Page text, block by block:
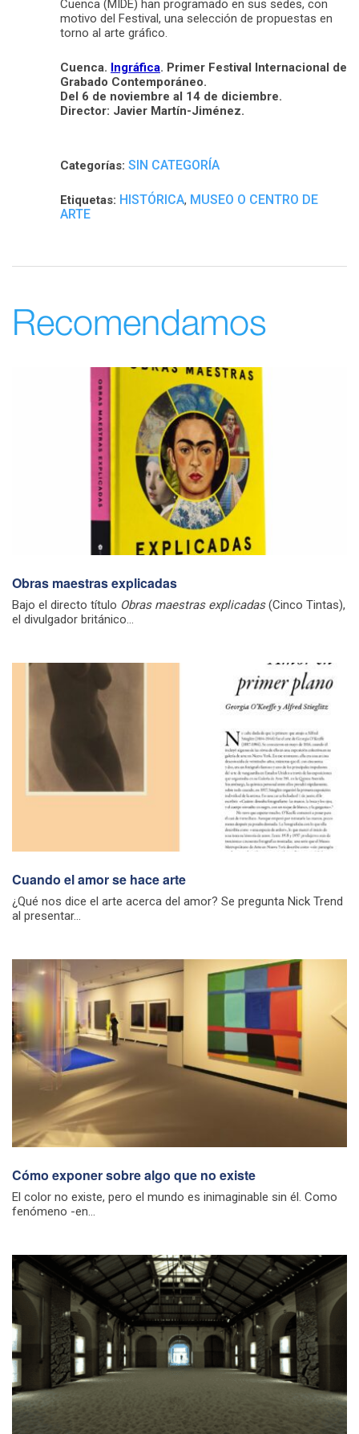
Cuenca (MIDE) han programado en sus sedes, con
motivo del Festival, una selección de propuestas en
torno al arte gráfico.
Cuenca. Ingráfica. Primer Festival Internacional de
Grabado Contemporáneo.
Del 6 de noviembre al 14 de diciembre.
Director: Javier Martín-Jiménez.
Categorías: SIN CATEGORÍA
Etiquetas: HISTÓRICA, MUSEO O CENTRO DE
ARTE
Recomendamos
Obras maestras explicadas
Bajo el directo título Obras maestras explicadas(Cinco Tintas),
el divulgador británico...
Cuando el amor se hace arte
¿Qué nos dice el arte acerca del amor? Se pregunta Nick Trend
al presentar...
Cómo exponer sobre algo que no existe
El color no existe, pero el mundo es inimaginable sin él. Como
fenómeno -en...